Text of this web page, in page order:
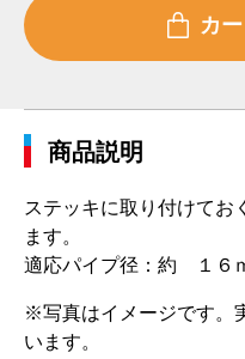
商品説明
ステッキに取り付けてお
ます。
適応パイプ径：約 １６
※写真はイメージです。
います。